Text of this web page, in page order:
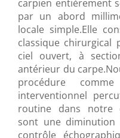
carpien entièrement
par un abord
locale simple.Elle
classique chirurgical
ciel ouvert, à
antérieur du
procédure
interventionnel
routine dans notre
sont une diminution
contrôle